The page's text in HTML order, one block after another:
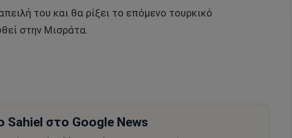
του και θα ρίξει το επόμενο τουρκικό
στην Μισράτα.
στο Google News